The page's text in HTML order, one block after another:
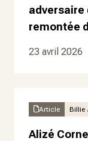
adversaire
remontée
23 avril 2026
Article Billie
Alizé